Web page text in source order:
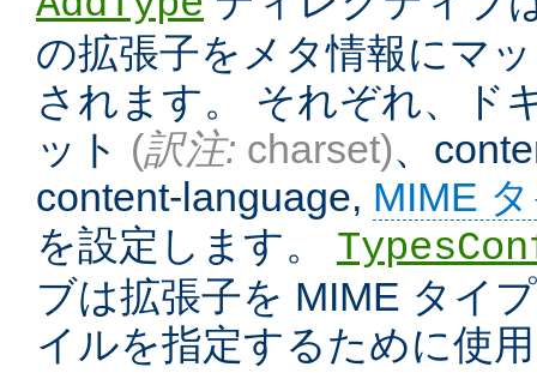
の拡張子をメタ情報にマ
されます。 それぞれ、ド
ット (訳注: charset)、
content-language, MIME
を設定します。
ブは拡張子を MIME タイ
イルを指定するために使